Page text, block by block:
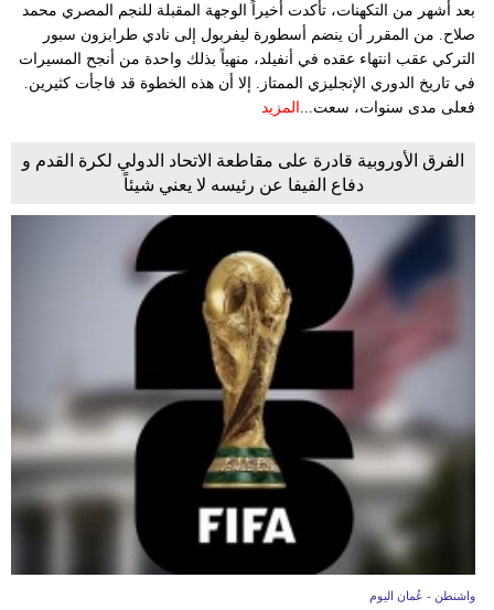
مرأة
علوم
وتكنولوجيا
بعد أشهر من التكهنات، تأكدت أخيراً الوجهة المقبلة للنجم المصري محمد
صلاح. من المقرر أن ينضم أسطورة ليفربول إلى نادي طرابزون سبور
التركي عقب انتهاء عقده في أنفيلد، منهياً بذلك واحدة من أنجح المسيرات
في تاريخ الدوري الإنجليزي الممتاز. إلا أن هذه الخطوة قد فاجأت كثيرين.
فعلى مدى سنوات، سعت... المزيد
الفرق الأوروبية قادرة على مقاطعة الاتحاد الدولي لكرة القدم و
دفاع الفيفا عن رئيسه لا يعني شيئاً
واشنطن - عُمان اليوم